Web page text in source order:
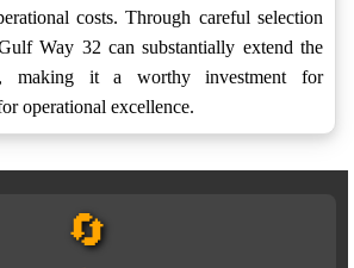
costs. Through careful selection
Way 32 can substantially extend the
making it a worthy investment for
operational excellence.
🔄